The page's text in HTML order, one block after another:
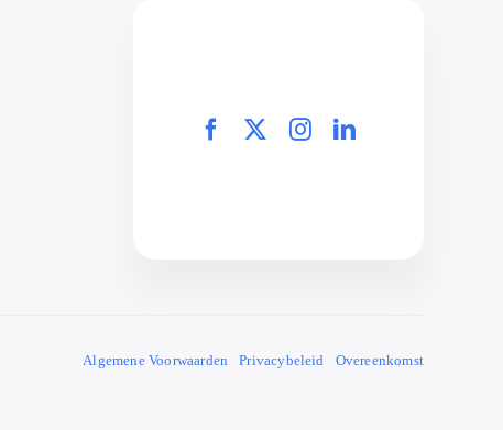
Algemene Voorwaarden Privacybeleid Overeenkomst